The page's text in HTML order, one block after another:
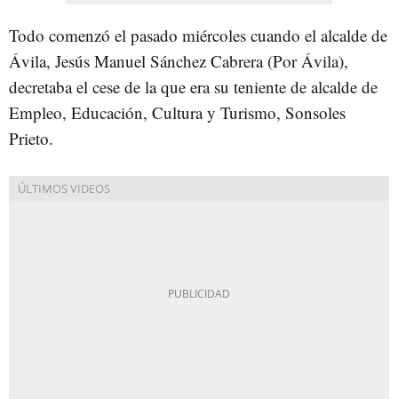
Todo comenzó el pasado miércoles cuando el alcalde de
Ávila, Jesús Manuel Sánchez Cabrera (Por Ávila),
decretaba el cese de la que era su teniente de alcalde de
Empleo, Educación, Cultura y Turismo, Sonsoles
Prieto.